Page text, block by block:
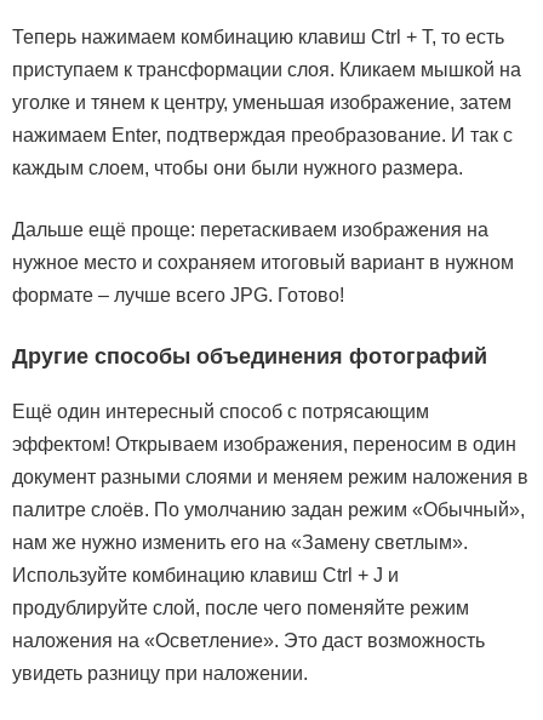
Теперь нажимаем комбинацию клавиш Ctrl + T, то есть
приступаем к трансформации слоя. Кликаем мышкой на
уголке и тянем к центру, уменьшая изображение, затем
нажимаем Enter, подтверждая преобразование. И так с
каждым слоем, чтобы они были нужного размера.
Дальше ещё проще: перетаскиваем изображения на
нужное место и сохраняем итоговый вариант в нужном
формате – лучше всего JPG. Готово!
Другие способы объединения фотографий
Ещё один интересный способ с потрясающим
эффектом! Открываем изображения, переносим в один
документ разными слоями и меняем режим наложения в
палитре слоёв. По умолчанию задан режим «Обычный»,
нам же нужно изменить его на «Замену светлым».
Используйте комбинацию клавиш Ctrl + J и
продублируйте слой, после чего поменяйте режим
наложения на «Осветление». Это даст возможность
увидеть разницу при наложении.